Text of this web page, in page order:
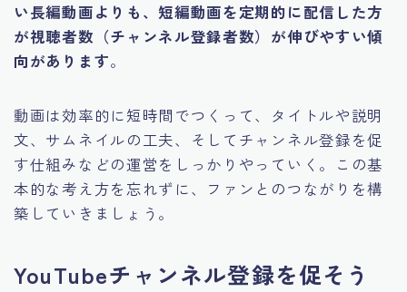
い長編動画よりも、短編動画を定期的に配信した方
が視聴者数（チャンネル登録者数）が伸びやすい傾
向があります。
動画は効率的に短時間でつくって、タイトルや説明
文、サムネイルの工夫、そしてチャンネル登録を促
す仕組みなどの運営をしっかりやっていく。この基
本的な考え方を忘れずに、ファンとのつながりを構
築していきましょう。
YouTubeチャンネル登録を促そう